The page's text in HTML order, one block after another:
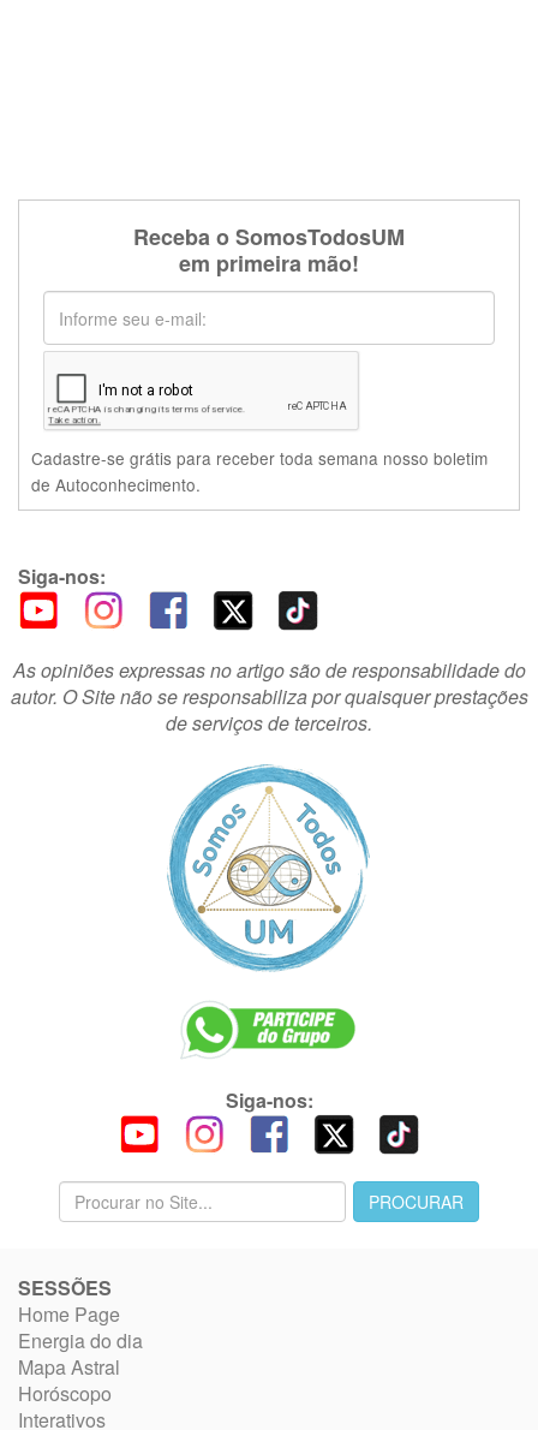
Receba o SomosTodosUM
em primeira mão!
Cadastre-se grátis para receber toda semana nosso boletim
de Autoconhecimento.
Siga-nos:
As opiniões expressas no artigo são de responsabilidade do
autor. O Site não se responsabiliza por quaisquer prestações
de serviços de terceiros.
Siga-nos:
SESSÕES
Home Page
Energia do dia
Mapa Astral
Horóscopo
Interativos